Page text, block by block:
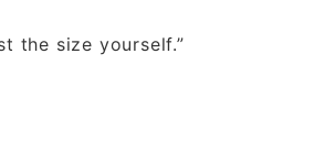
the size yourself.”